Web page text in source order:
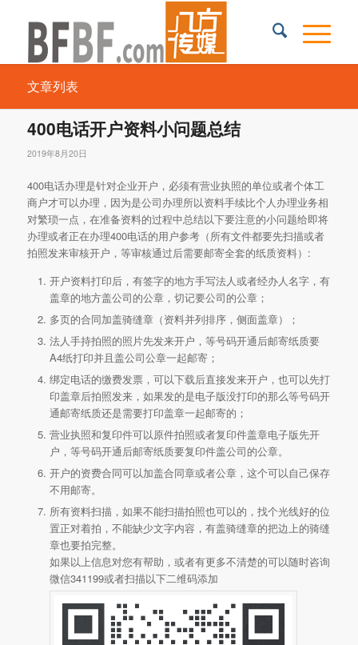
文章列表
400电话开户资料小问题总结
2019年8月20日
400电话办理是针对企业开户，必须有营业执照的单位或者个体工
商户才可以办理，因为是公司办理所以资料手续比个人办理业务相
对繁琐一点，在准备资料的过程中总结以下要注意的小问题给即将
办理或者正在办理400电话的用户参考（所有文件都要先扫描或者
拍照发来审核开户，等审核通过后需要邮寄全套的纸质资料）:
开户资料打印后，有签字的地方手写法人或者经办人名字，有
盖章的地方盖公司的公章，切记要公司的公章；
多页的合同加盖骑缝章（资料并列排序，侧面盖章）；
法人手持拍照的照片先发来开户，等号码开通后邮寄纸质要
A4纸打印并且盖公司公章一起邮寄；
绑定电话的缴费发票，可以下载后直接发来开户，也可以先打
印盖章后拍照发来，如果发的是电子版没打印的那么等号码开
通邮寄纸质还是需要打印盖章一起邮寄的；
营业执照和复印件可以原件拍照或者复印件盖章电子版先开
户，等号码开通后邮寄纸质要复印件盖公司的公章。
开户的资费合同可以加盖合同章或者公章，这个可以自己保存
不用邮寄。
所有资料扫描，如果不能扫描拍照也可以的，找个光线好的位
置正对着拍，不能缺少文字内容，有盖骑缝章的把边上的骑缝
章也要拍完整。
如果以上信息对您有帮助，或者有更多不清楚的可以随时咨询
微信341199或者扫描以下二维码添加